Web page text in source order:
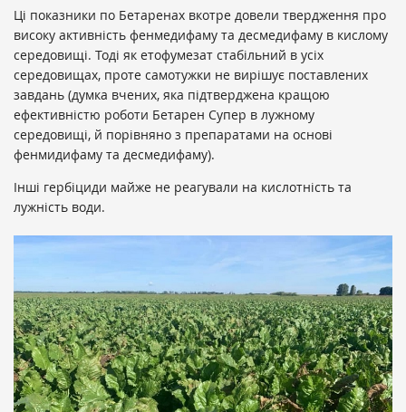
Ці показники по Бетаренах вкотре довели твердження про
високу активність фенмедифаму та десмедифаму в кислому
середовищі. Тоді як етофумезат стабільний в усіх
середовищах, проте самотужки не вирішує поставлених
завдань (думка вчених, яка підтверджена кращою
ефективністю роботи Бетарен Супер в лужному
середовищі, й порівняно з препаратами на основі
фенмидифаму та десмедифаму).
Інші гербіциди майже не реагували на кислотність та
лужність води.